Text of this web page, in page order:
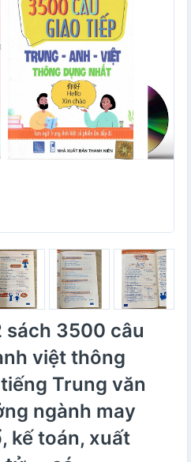
sách 3500 câu
việt thông
Trung văn
ngành may
kế toán, xuất